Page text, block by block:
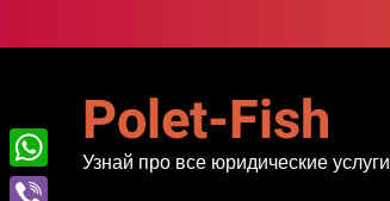
к
Polet-Fish
Узнай про все юридические услуги
WhatsApp